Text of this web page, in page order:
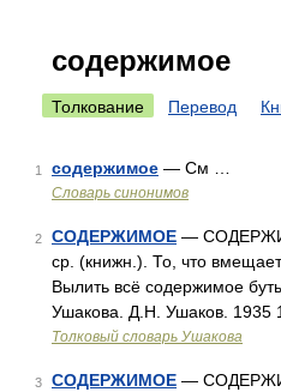
содержимое
Толкование Перевод
1 содержимое — См …
Словарь синонимов
2 СОДЕРЖИМОЕ —
ср. (книжн.). То, что
Вылить всё содержимое
Ушакова. Д.Н. Ушаков. 1935
Толковый словарь Ушакова
3 СОДЕРЖИМОЕ —